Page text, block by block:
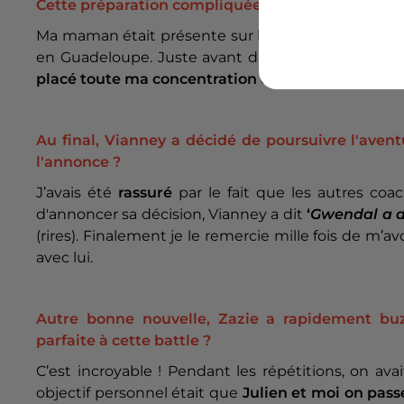
Cette préparation compliquée a-t-elle généré
Ma maman était présente sur le plateau. Je ne
en Guadeloupe. Juste avant d’entrer sur scène,
placé toute ma concentration dans son regard.
Au final, Vianney a décidé de poursuivre
l'annonce ?
J’avais été rassuré par le fait que les autres
d'annoncer sa décision, Vianney a dit ‘Gwendal a
(rires). Finalement je le remercie mille fois de
avec lui.
Autre bonne nouvelle, Zazie a rapidement
parfaite à cette battle ?
C’est incroyable ! Pendant les répétitions, on
objectif personnel était que Julien et moi on